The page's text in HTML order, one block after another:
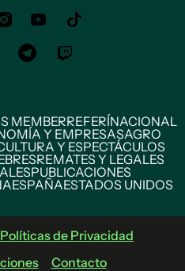
MEMBERREFERÍNACIONAL
Y EMPRESASAGRO
Y ESPECTÁCULOS
REMATES Y LEGALES
PUBLICACIONES
ESPAÑAESTADOS UNIDOS
Políticas de Privacidad
Contacto